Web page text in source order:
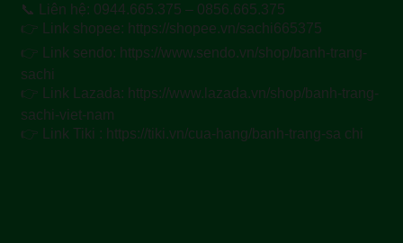
📞 Liên hệ: 0944.665.375 – 0856.665.375
👉 Link shopee: https://shopee.vn/sachi665375
👉 Link sendo: https://www.sendo.vn/shop/banh-trang-
sachi
👉 Link Lazada: https://www.lazada.vn/shop/banh-trang-
sachi-viet-nam
👉 Link Tiki : https://tiki.vn/cua-hang/banh-trang-sa chi